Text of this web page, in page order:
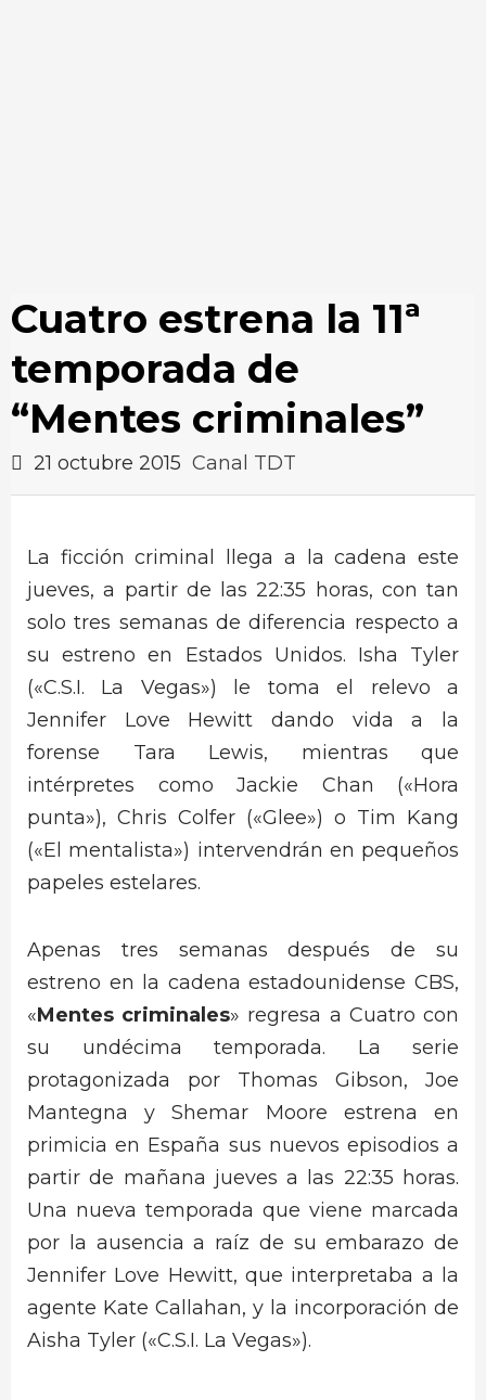
Cuatro estrena la 11ª
temporada de
“Mentes criminales”
21 octubre 2015 Canal TDT
La ficción criminal llega a la cadena este
jueves, a partir de las 22:35 horas, con tan
solo tres semanas de diferencia respecto a
su estreno en Estados Unidos. Isha Tyler
(«C.S.I. La Vegas») le toma el relevo a
Jennifer Love Hewitt dando vida a la
forense Tara Lewis, mientras que
intérpretes como Jackie Chan («Hora
punta»), Chris Colfer («Glee») o Tim Kang
(«El mentalista») intervendrán en pequeños
papeles estelares.
Apenas tres semanas después de su
estreno en la cadena estadounidense CBS,
«Mentes criminales» regresa a Cuatro con
su undécima temporada. La serie
protagonizada por Thomas Gibson, Joe
Mantegna y Shemar Moore estrena en
primicia en España sus nuevos episodios a
partir de mañana jueves a las 22:35 horas.
Una nueva temporada que viene marcada
por la ausencia a raíz de su embarazo de
Jennifer Love Hewitt, que interpretaba a la
agente Kate Callahan, y la incorporación de
Aisha Tyler («C.S.I. La Vegas»).